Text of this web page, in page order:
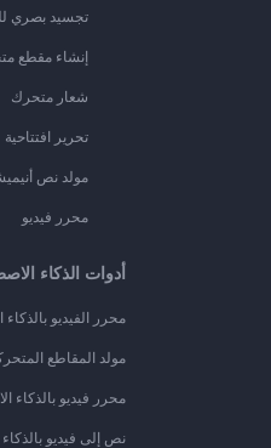
تجسيد بصري
إنشاء مقطع
شعار متحرك
تحرير افتتاحية
مولد نص
محرر فيديو
أدوات الذكاء
محرر الفيديو
مولد المقاطع
محرر فيديو بالذكاء
نص إلى فيديو